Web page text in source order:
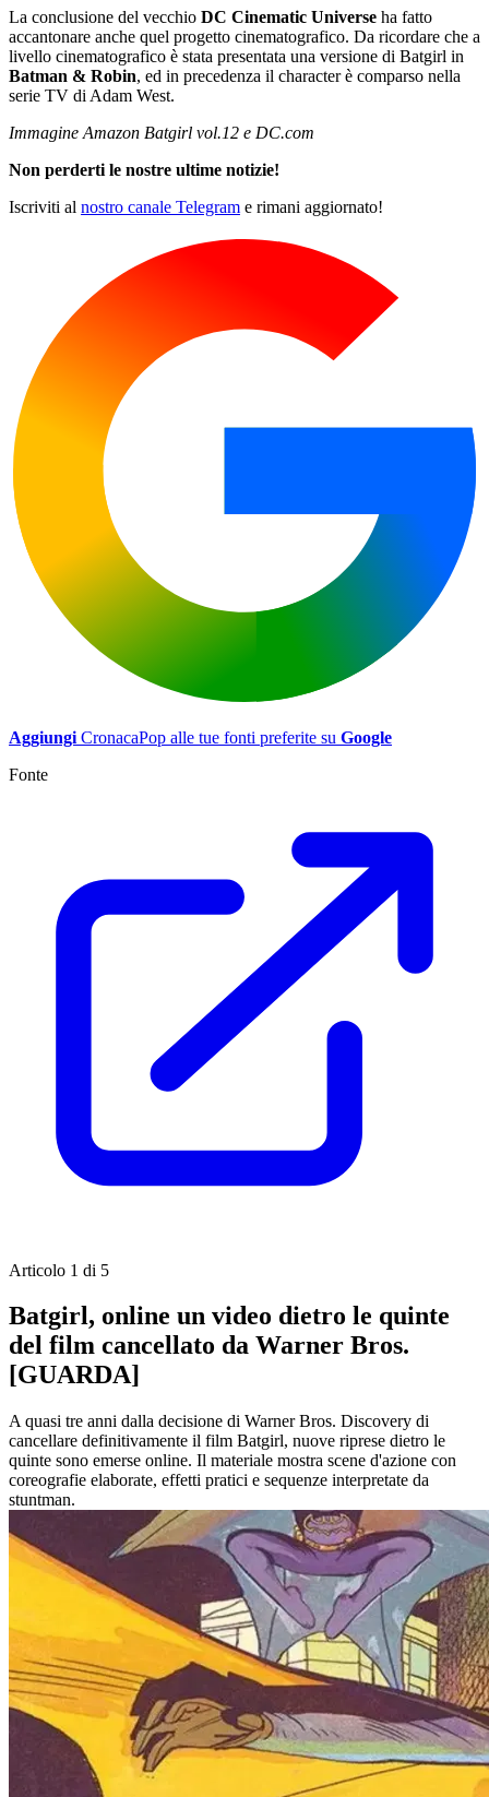
La conclusione del vecchio DC Cinematic Universe ha fatto
accantonare anche quel progetto cinematografico. Da ricordare che a
livello cinematografico è stata presentata una versione di Batgirl in
Batman & Robin, ed in precedenza il character è comparso nella
serie TV di Adam West.
Immagine Amazon Batgirl vol.12 e DC.com
Non perderti le nostre ultime notizie!
Iscriviti al nostro canale Telegram e rimani aggiornato!
Aggiungi CronacaPop alle tue fonti preferite su Google
Fonte
Articolo 1 di 5
Batgirl, online un video dietro le quinte
del film cancellato da Warner Bros.
[GUARDA]
A quasi tre anni dalla decisione di Warner Bros. Discovery di
cancellare definitivamente il film Batgirl, nuove riprese dietro le
quinte sono emerse online. Il materiale mostra scene d'azione con
coreografie elaborate, effetti pratici e sequenze interpretate da
stuntman.